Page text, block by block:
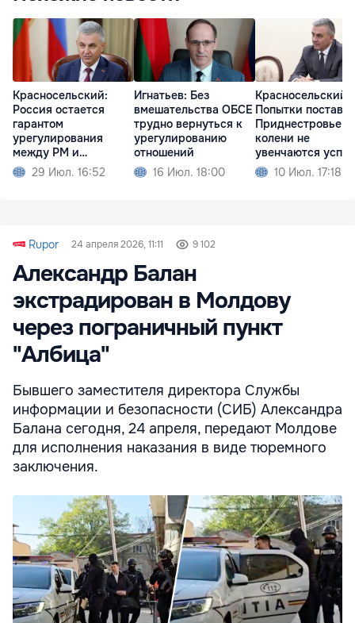
Красносельский:
Россия остается
гарантом
урегулирования
между РМ и
Приднестровьем
29 Июл. 16:52
Игнатьев: Без
вмешательства ОБСЕ
трудно вернуться к
урегулированию
отношений
16 Июл. 18:00
Красносельский:
Попытки
Приднестровье
колени не
увенчаются
10 Июл. 17:18
Rupor 24 апреля 2026, 11:11 9 102
Александр Балан
экстрадирован в Молдову
через пограничный пункт
"Албица"
Бывшего заместителя директора Службы
информации и безопасности (СИБ) Александра
Балана сегодня, 24 апреля, передают Молдове
для исполнения наказания в виде тюремного
заключения.